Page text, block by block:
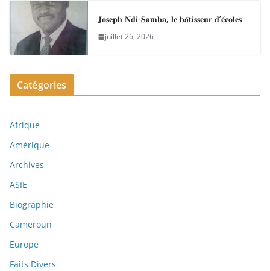
𝐉𝐨𝐬𝐞𝐩𝐡 𝐍𝐝𝐢-𝐒𝐚𝐦𝐛𝐚, 𝐥𝐞 𝐛𝐚̂𝐭𝐢𝐬𝐬𝐞𝐮𝐫 𝐝’𝐞́𝐜𝐨𝐥𝐞𝐬
juillet 26, 2026
Catégories
Afrique
Amérique
Archives
ASIE
Biographie
Cameroun
Europe
Faits Divers